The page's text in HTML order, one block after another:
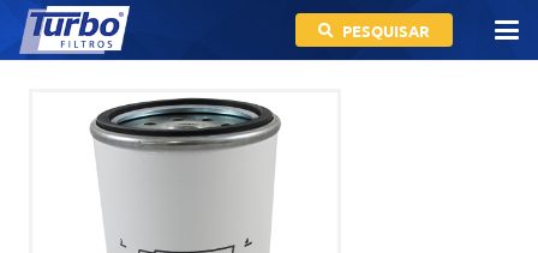
PESQUISAR